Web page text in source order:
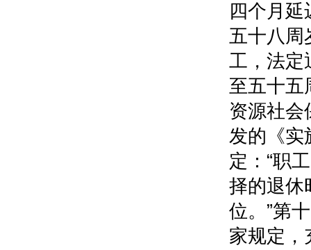
四个月
五十八周
工，法定
至五十五
资源社会
发的《实
定：“职
择的退休
位。”第
家规定，